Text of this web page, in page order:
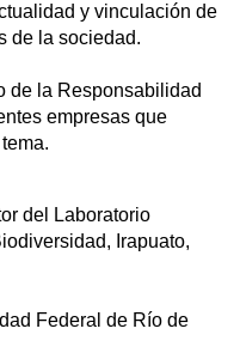
y vinculación de
de la sociedad.
de la Responsabilidad
empresas que
del Laboratorio
Irapuato,
Federal de Río de